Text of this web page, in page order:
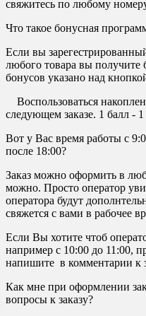
свяжитесь по любому
Что такое бонусная
Если вы
любого товара вы получите
бонусов указано над
Воспользоваться
следующем заказе. 1 балл -
Вот у Вас время работы с
после 18:00?
Заказ можно оформить в
можно. Просто оператор
оператора будут
свяжется с вами в рабочее
Если Вы хотите чтоб
например с 10:00 до 11:00,
напишите в комментарии к
Как мне при оформлении
вопросы к заказу?